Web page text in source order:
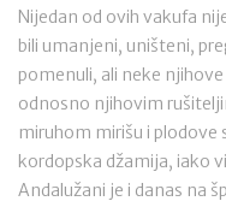
Nijedan od ovih vakufa
bili umanjeni, uništeni,
pomenuli, ali neke
odnosno njihovim
miruhom mirišu i plodove
kordopska džamija, iako
Andalužani je i danas na